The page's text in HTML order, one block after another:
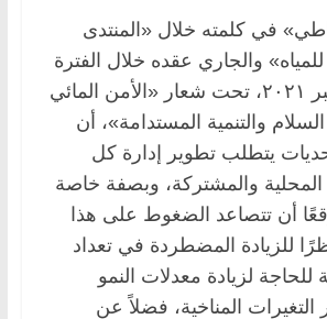
في كلمته خلال «المنتدى
والجاري عقده خلال الفترة
من ٢١-٢٣ سبتمبر ٢٠٢١، تحت شعار «الأمن المائي
والتنمية المستدامة»، أن
يتطلب تطوير إدارة كل
المحلية والمشتركة، وبصفة خاصة
أن تتصاعد الضغوط على هذا
للزيادة المضطردة في تعداد
للحاجة لزيادة معدلات النمو
التغيرات المناخية، فضلاً عن